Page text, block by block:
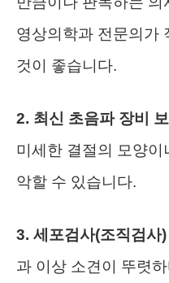
영상의학과 전문의가
것이 좋습니다.
2. 최신 초음파 장비
미세한 결절의 모양
악할 수 있습니다.
3. 세포검사(조직검사
과 이상 소견이 뚜렷